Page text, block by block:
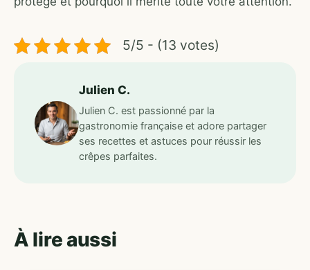
5/5 - (13 votes)
Julien C.
Julien C. est passionné par la
gastronomie française et adore partager
ses recettes et astuces pour réussir les
crêpes parfaites.
À lire aussi